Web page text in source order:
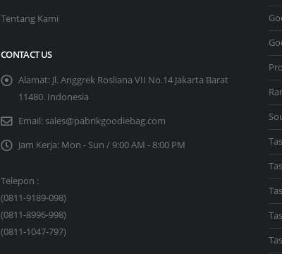
Tentang Kami
CONTACT US
Alamat: Jl. Anggrek Rosliana VII No.14 Jakarta Barat
11480. Indonesia
Email:sales@pabrikgoodiebag.com
Jam Kerja: Mon - Sun / 9:00 AM - 8:00 PM
Telepon :
(0811-9189-098)
(0811-8996-998)
(0811-1047-797)